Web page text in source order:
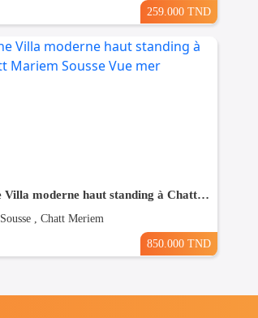
259.000 TND
Une Villa moderne haut standing à Chatt Mariem Sousse Vue mer
Sousse , Chatt Meriem
850.000 TND